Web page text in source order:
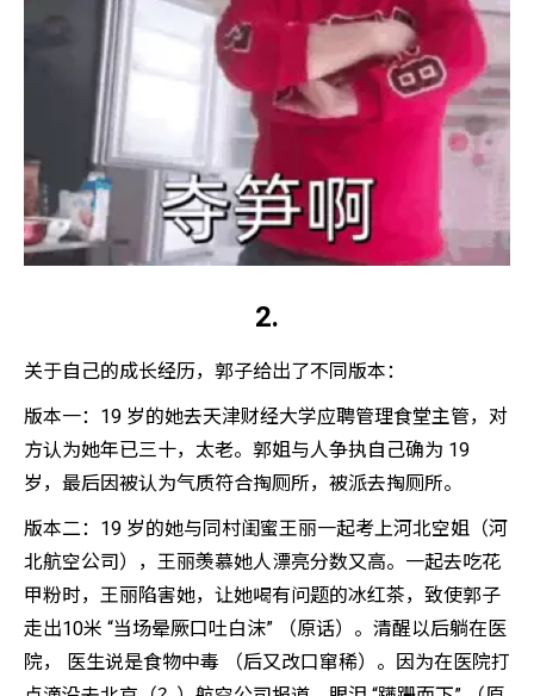
2.
关于自己的成长经历，郭子给出了不同版本：
版本一：19 岁的她去天津财经大学应聘管理食堂主管，对
方认为她年已三十，太老。郭姐与人争执自己确为 19
岁，最后因被认为气质符合掏厕所，被派去掏厕所。
版本二：19 岁的她与同村闺蜜王丽一起考上河北空姐（河
北航空公司），王丽羡慕她人漂亮分数又高。一起去吃花
甲粉时，王丽陷害她，让她喝有问题的冰红茶，致使郭子
走出10米 “当场晕厥口吐白沫” （原话）。清醒以后躺在医
院， 医生说是食物中毒 （后又改口窜稀）。因为在医院打